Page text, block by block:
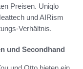
Preisen. Uniqlo
und AIRism
Verhältnis.
und Secondhand